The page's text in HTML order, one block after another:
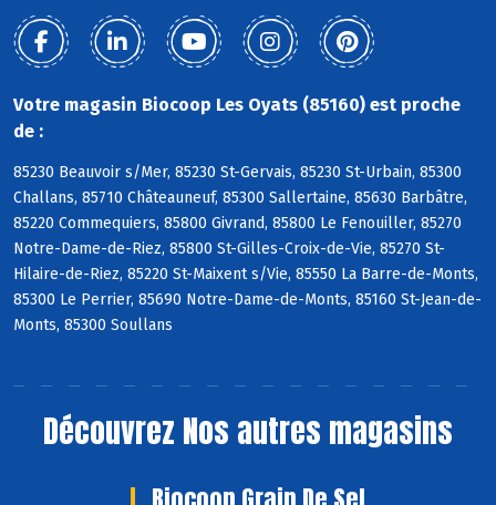
Votre magasin Biocoop Les Oyats (85160) est proche
de :
85230 Beauvoir s/Mer, 85230 St-Gervais, 85230 St-Urbain, 85300
Challans, 85710 Châteauneuf, 85300 Sallertaine, 85630 Barbâtre,
85220 Commequiers, 85800 Givrand, 85800 Le Fenouiller, 85270
Notre-Dame-de-Riez, 85800 St-Gilles-Croix-de-Vie, 85270 St-
Hilaire-de-Riez, 85220 St-Maixent s/Vie, 85550 La Barre-de-Monts,
85300 Le Perrier, 85690 Notre-Dame-de-Monts, 85160 St-Jean-de-
Monts, 85300 Soullans
Découvrez Nos autres magasins